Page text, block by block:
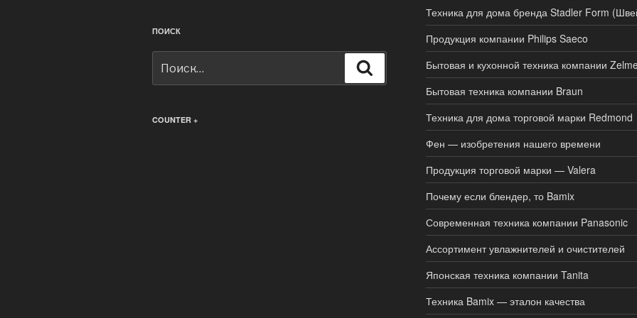
ПОИСК
COUNTER +
Техника для дома бренда Stadler Form
Продукция компании Philips Saeco
Бытовая и кухонной техника компании
Бытовая техника компании Braun
Техника для дома торговой марки Redmond
Фен — изобретения нашего времени
Продукция торговой марки — Valera
Почему если блендер, то Bamix
Современная техника компании Panasonic
Ассортимент увлажнителей и очистителей
Японская техника компании Tanita
Техника Bamix — эталон качества